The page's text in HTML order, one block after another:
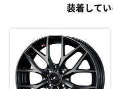
装着して